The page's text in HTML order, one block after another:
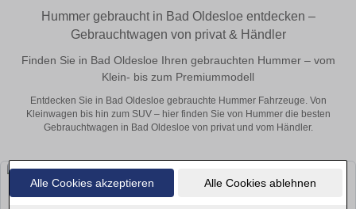
Alle Cookies akzeptieren Alle Cookies ablehnen
Hummer gebraucht in Bad Oldesloe entdecken –
Gebrauchtwagen von privat & Händler
Finden Sie in Bad Oldesloe Ihren gebrauchten Hummer – vom
Klein- bis zum Premiummodell
Entdecken Sie in Bad Oldesloe gebrauchte Hummer Fahrzeuge. Von
Kleinwagen bis hin zum SUV – hier finden Sie von Hummer die besten
Gebrauchtwagen in Bad Oldesloe von privat und vom Händler.